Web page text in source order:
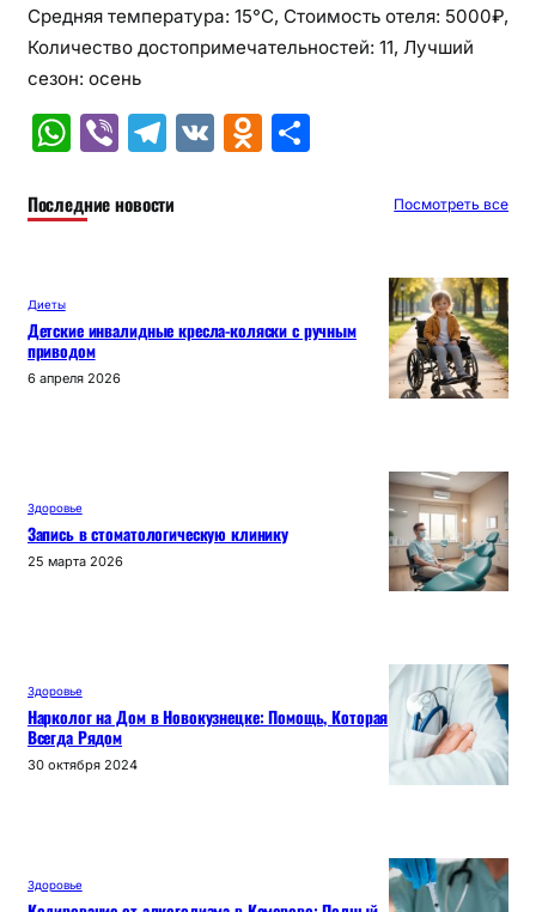
Средняя температура: 15°C, Стоимость отеля: 5000₽,
Количество достопримечательностей: 11, Лучший
сезон: осень
W
at
p
p
Vi
er
T
e
m
V O
a
О
в
Последние новости Посмотреть все
Диеты
Детские инвалидные кресла-коляски с ручным
приводом
6 апреля 2026
Здоровье
Запись в стоматологическую клинику
25 марта 2026
Здоровье
Нарколог на Дом в Новокузнецке: Помощь, Которая
Всегда Рядом
30 октября 2024
Здоровье